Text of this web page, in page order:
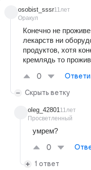
osobist_sssr
Оракул
11лет
Конечно не
лекарств ни
продуктов, хотя
кремлядь то
0
Скрыть ветку
oleg_42801
Просветленный
11лет
умрем?
0
1 ответ